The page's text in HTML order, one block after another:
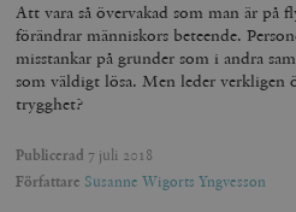
Att vara så övervakad som man är på
förändrar människors beteende.
misstankar på grunder som i andra
som väldigt lösa. Men leder verkligen
trygghet?
Publicerad 7 juli 2018
Författare Susanne Wigorts Yngvesson